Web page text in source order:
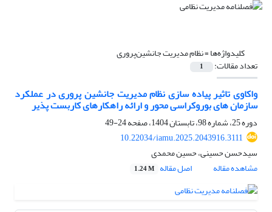
کلیدواژه‌ها =نظام مدیریت جانشین‌پروری
تعداد مقالات: 1
واکاوی تاثیر پیاده سازی نظام مدیریت جانشین پروری در عملکرد
سازمان های بوروکراسی محور و ارائه راهکارهای کاربست پذیر
دوره 25، شماره 98، تابستان 1404، صفحه
24-49
10.22034/iamu.2025.2043916.3111
سیدحسن حسینی، حسین محمدی
مشاهده مقاله
اصل مقاله 1.24 M